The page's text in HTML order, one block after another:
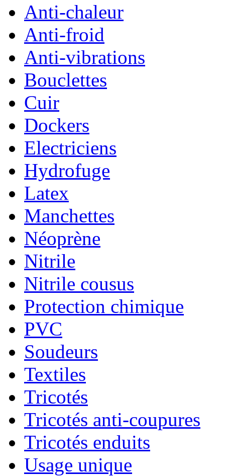
Anti-chaleur
Anti-froid
Anti-vibrations
Bouclettes
Cuir
Dockers
Electriciens
Hydrofuge
Latex
Manchettes
Néoprène
Nitrile
Nitrile cousus
Protection chimique
PVC
Soudeurs
Textiles
Tricotés
Tricotés anti-coupures
Tricotés enduits
Usage unique